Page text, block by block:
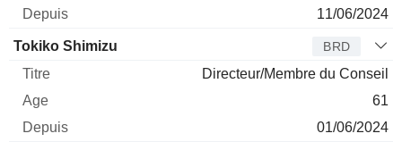
11/06/2024
Tokiko Shimizu BRD
Directeur/Membre du Conseil
61
01/06/2024